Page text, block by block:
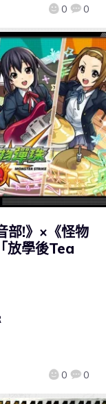
0 0
部!》×《怪物
放學後Tea
0 0